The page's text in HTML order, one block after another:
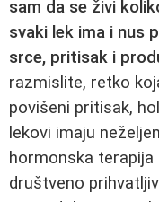
sam da se živi
svaki lek ima i nus
srce, pritisak i
razmislite, retko
povišeni pritisak,
lekovi imaju
hormonska
društveno